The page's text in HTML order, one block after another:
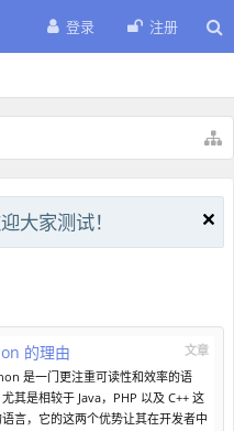
登录 注册
大家测试！
文章
的理由
是一门更注重可读性和效率的语
其是相较于 Java，PHP 以及 C++ 这
言，它的这两个优势让其在开发者中